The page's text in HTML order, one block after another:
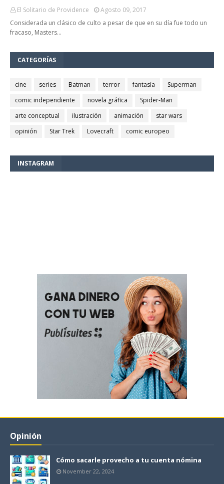
El Solitario de Providence
Agosto 09, 2017
Considerada un clásico de culto a pesar de que en su día fue todo un
fracaso, Masters…
CATEGORÍAS
cine series Batman terror fantasía
Superman
comic independiente
novela gráfica
Spider-Man
arte conceptual
ilustración animación
star wars
opinión
Star Trek Lovecraft comic europeo
INSTAGRAM
Opinión
Cómo sacarle provecho a tu cuenta nómina
November 22, 2024